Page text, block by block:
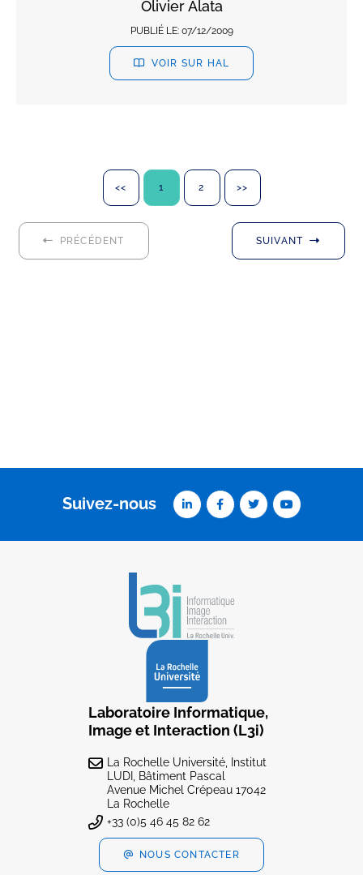
Olivier Alata
PUBLIÉ LE: 07/12/2009
VOIR SUR HAL
PRÉCÉDENT
<< 1 2 >>
SUIVANT
Suivez-nous
Laboratoire Informatique,
Image et Interaction (L3i)
La Rochelle Université, Institut
LUDI, Bâtiment Pascal
Avenue Michel Crépeau 17042
La Rochelle
+33 (0)5 46 45 82 62
NOUS CONTACTER